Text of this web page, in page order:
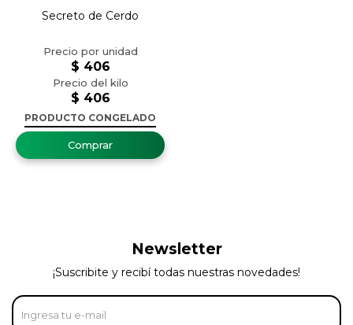
Secreto de Cerdo
$ 406
$ 406
PRODUCTO CONGELADO
Newsletter
¡Suscribite y recibí todas nuestras novedades!